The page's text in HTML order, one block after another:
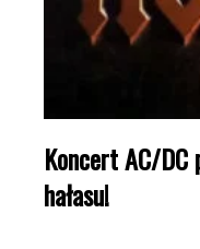
Koncert AC/DC
hałasu!